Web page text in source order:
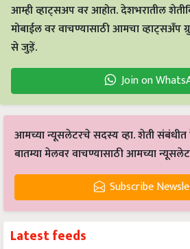
आम्ही व्हाट्सअप वर आहोत. देशभरातील
मोबाईल वर वाचण्यासाठी आमचा व्हाट्सअँप
से जुड़ें.
Join on
आमच्या न्यूसलेटरचे सदस्य व्हा. शेती
बातम्या मेलवर वाचण्यासाठी आमच्या
Subscribe
Latest feeds